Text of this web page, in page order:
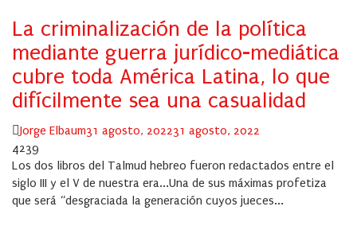
La criminalización de la política
mediante guerra jurídico-mediática
cubre toda América Latina, lo que
difícilmente sea una casualidad
Author
Jorge ElbaumPosted
31 agosto, 202231 agosto, 2022
4239
Los dos libros del Talmud hebreo fueron redactados entre el
siglo III y el V de nuestra era...Una de sus máximas profetiza
que será “desgraciada la generación cuyos jueces...